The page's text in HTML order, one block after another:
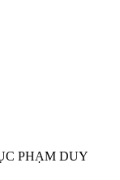
PHẠM DUY